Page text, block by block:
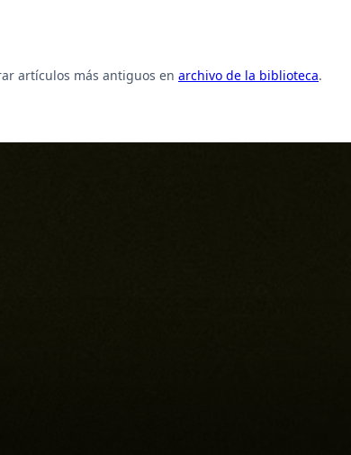
artículos más antiguos en archivo de la biblioteca.